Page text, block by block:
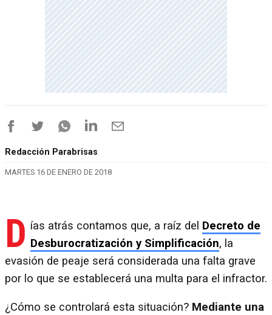
Redacción Parabrisas
MARTES 16 DE ENERO DE 2018
D ías atrás contamos que, a raíz del Decreto de
Desburocratización y Simplificación, la
evasión de peaje será considerada una falta grave
por lo que se establecerá una multa para el infractor.
¿Cómo se controlará esta situación? Mediante una